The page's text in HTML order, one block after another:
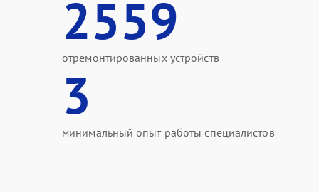
2559
отремонтированных устройств
3
минимальный опыт работы специалистов